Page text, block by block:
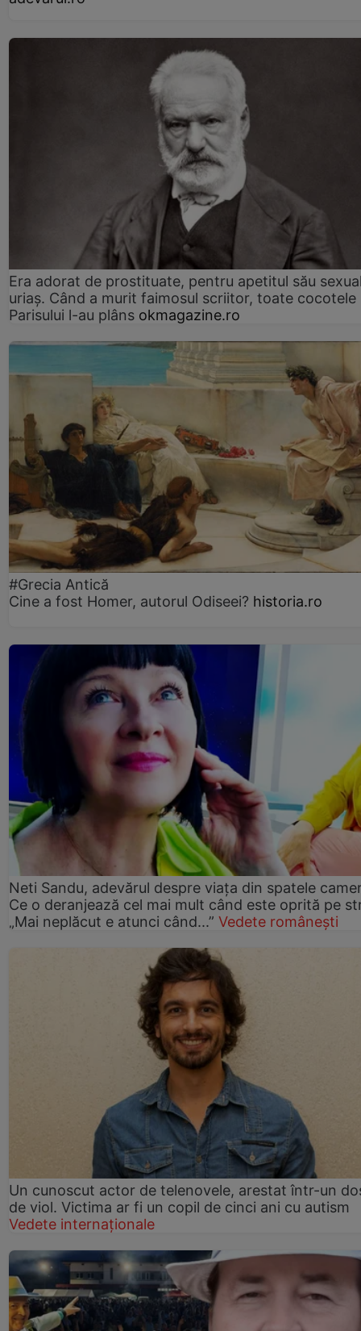
Era adorat de prostituate, pentru apetitul său
uriaș. Când a murit faimosul scriitor, toate cocotele
Parisului l-au plâns okmagazine.ro
#Grecia Antică
Cine a fost Homer, autorul Odiseei? historia.ro
Neti Sandu, adevărul despre viața din spatele
Ce o deranjează cel mai mult când este oprită pe
„Mai neplăcut e atunci când...” Vedete românești
Un cunoscut actor de telenovele, arestat într-un
de viol. Victima ar fi un copil de cinci ani cu autism
Vedete internaționale